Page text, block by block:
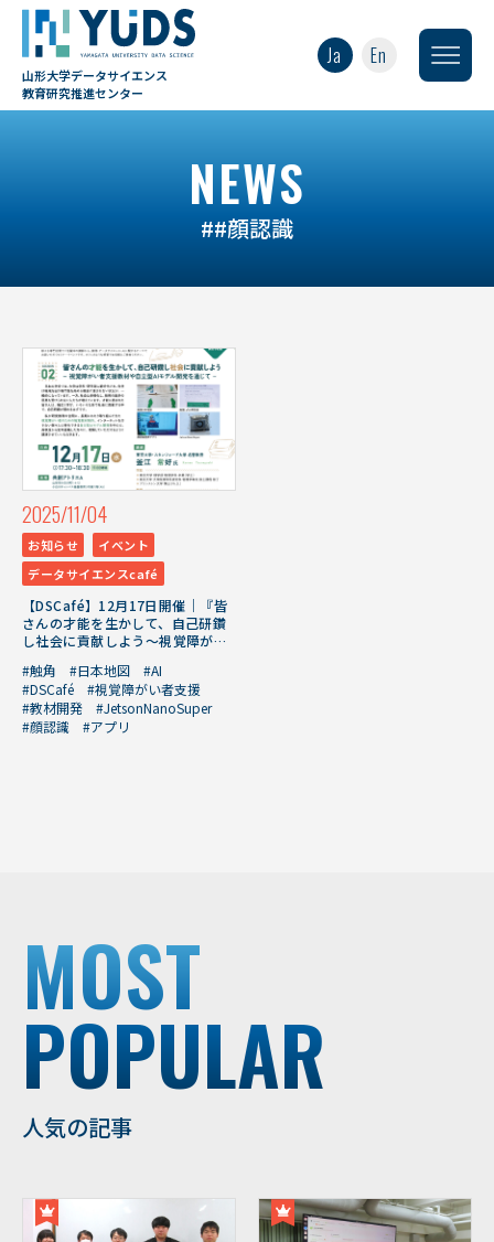
山形大学データサイエンス
教育研究推進センター
Ja En
NEWS
##顔認識
2025/11/04
お知らせ
イベント
データサイエンスcafé
【DSCafé】12月17日開催｜『皆
さんの才能を生かして、自己研鑽
し社会に貢献しよう～視覚障がい
を通じて～』
#触角 #日本地図
#AI
#DSCafé
#視覚障がい者支援
#教材開発
#JetsonNanoSuper
#顔認識
#アプリ
MOST
POPULAR
人気の記事